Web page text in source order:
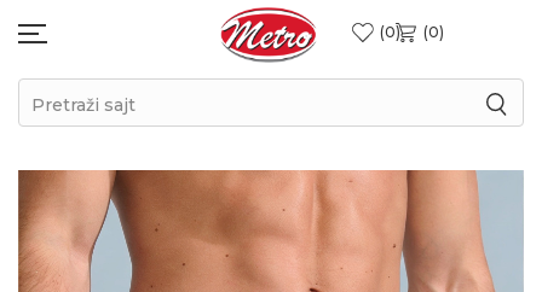
0 0
Pretraži sajt